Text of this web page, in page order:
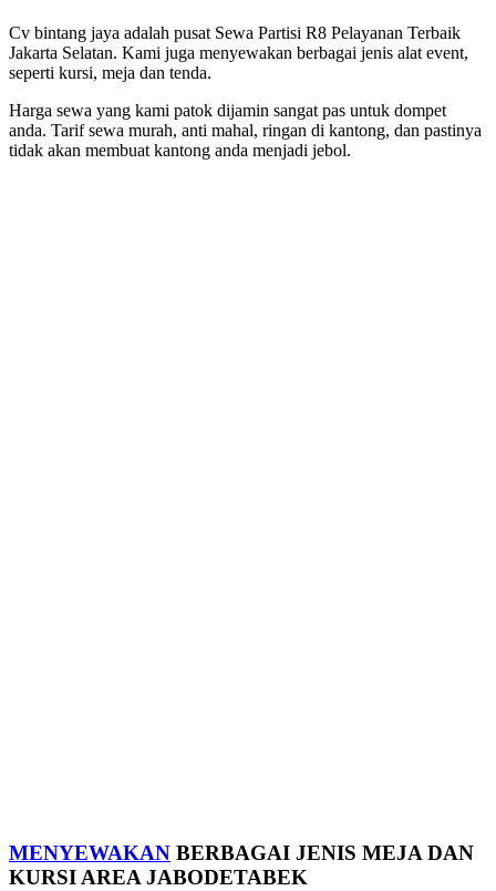
Cv bintang jaya adalah pusat Sewa Partisi R8 Pelayanan Terbaik
Jakarta Selatan. Kami juga menyewakan berbagai jenis alat event,
seperti kursi, meja dan tenda.
Harga sewa yang kami patok dijamin sangat pas untuk dompet
anda. Tarif sewa murah, anti mahal, ringan di kantong, dan pastinya
tidak akan membuat kantong anda menjadi jebol.
MENYEWAKAN BERBAGAI JENIS MEJA DAN
KURSI AREA JABODETABEK